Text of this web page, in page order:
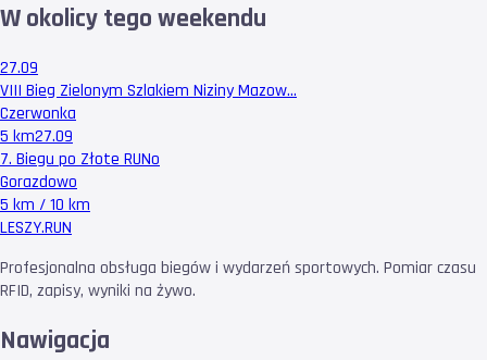
W okolicy tego weekendu
27.09
VIII Bieg Zielonym Szlakiem Niziny Mazow...
Czerwonka
5 km27.09
7. Biegu po Złote RUNo
Gorazdowo
5 km / 10 km
LESZY.RUN
Profesjonalna obsługa biegów i wydarzeń sportowych. Pomiar czasu
RFID, zapisy, wyniki na żywo.
Nawigacja